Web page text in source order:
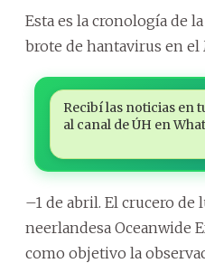
Esta es la cronología de
brote de hantavirus en el
Recibí las noticias en
al canal de ÚH en
–1 de abril. El crucero de
neerlandesa Oceanwide
como objetivo la